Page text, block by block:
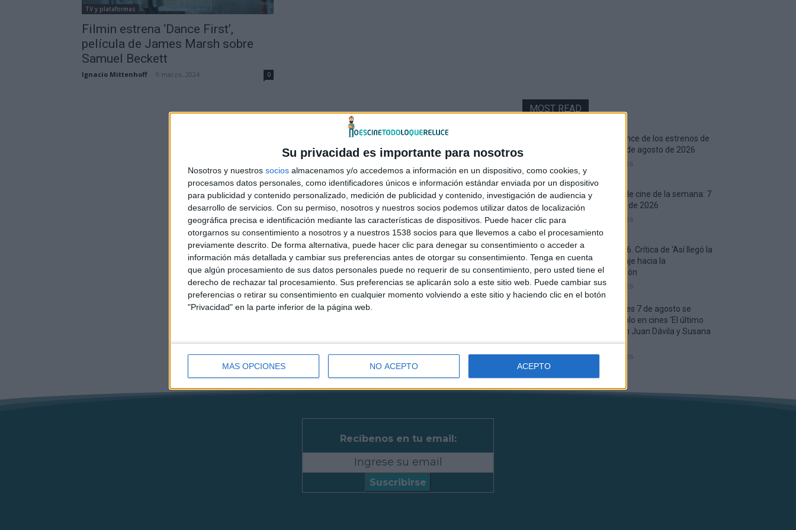
Su privacidad es importante para nosotros
Nosotros y nuestros socios almacenamos y/o accedemos a información en un dispositivo, como cookies, y
procesamos datos personales, como identificadores únicos e información estándar enviada por un dispositivo
para publicidad y contenido personalizado, medición de publicidad y contenido, investigación de audiencia y
desarrollo de servicios. Con su permiso, nosotros y nuestros socios podemos utilizar datos de localización
geográfica precisa e identificación mediante las características de dispositivos. Puede hacer clic para
otorgarnos su consentimiento a nosotros y a nuestros 1538 socios para que llevemos a cabo el procesamiento
previamente descrito. De forma alternativa, puede hacer clic para denegar su consentimiento o acceder a
información más detallada y cambiar sus preferencias antes de otorgar su consentimiento. Tenga en cuenta
que algún procesamiento de sus datos personales puede no requerir de su consentimiento, pero usted tiene el
derecho de rechazar tal procesamiento. Sus preferencias se aplicarán solo a este sitio web. Puede cambiar sus
preferencias o retirar su consentimiento en cualquier momento volviendo a este sitio y haciendo clic en el botón
"Privacidad" en la parte inferior de la página web.
MÁS OPCIONES NO ACEPTO ACEPTO
TV y plataformas
Filmin estrena ‘Dance First’,
película de James Marsh sobre
Samuel Beckett
Ignacio Mittenhoff 9 marzo, 2024 0
MOST READ
Vídeo avance de los estrenos de
cine del 7 de agosto de 2026
7 agosto, 2026
Estrenos de cine de la semana: 7
de agosto de 2026
7 agosto, 2026
AMFF 2026. Crítica de ‘Así llegó la
noche’: Viaje hacia la
desaparición
6 agosto, 2026
Este viernes 7 de agosto se
estrena solo en cines ‘El último
mono’, con Juan Dávila y Susana
Abaitua
6 agosto, 2026
Recíbenos en tu email:
Suscribirse